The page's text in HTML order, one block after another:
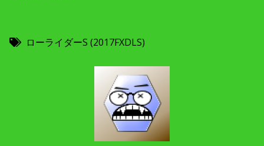
ローライダーS (2017FXDLS)